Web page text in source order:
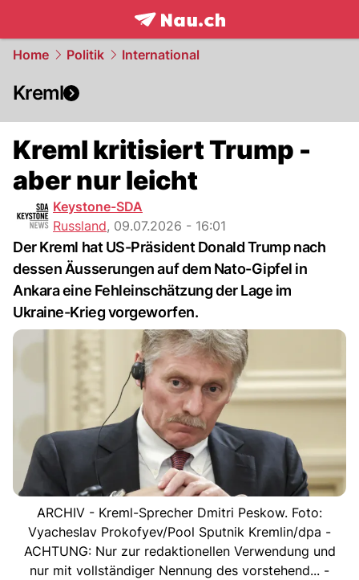
frontpage.NAU.ch
Home Politik International
Kreml
Kreml kritisiert Trump -
aber nur leicht
Keystone-SDA
Russland, 09.07.2026 - 16:01
Der Kreml hat US-Präsident Donald Trump nach
dessen Äusserungen auf dem Nato-Gipfel in
Ankara eine Fehleinschätzung der Lage im
Ukraine-Krieg vorgeworfen.
ARCHIV - Kreml-Sprecher Dmitri Peskow. Foto:
Vyacheslav Prokofyev/Pool Sputnik Kremlin/dpa -
ACHTUNG: Nur zur redaktionellen Verwendung und
nur mit vollständiger Nennung des vorstehend... -